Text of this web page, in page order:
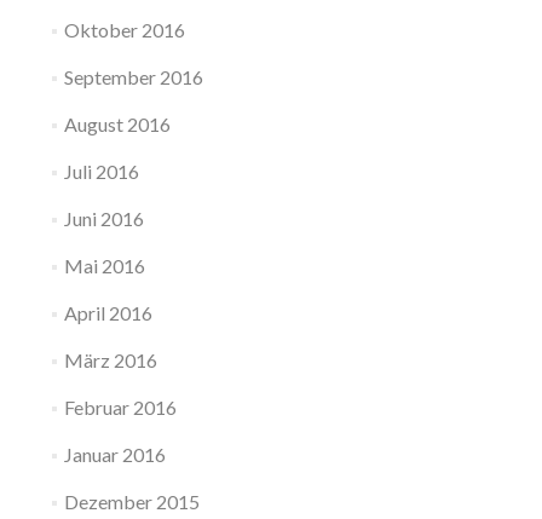
Oktober 2016
September 2016
August 2016
Juli 2016
Juni 2016
Mai 2016
April 2016
März 2016
Februar 2016
Januar 2016
Dezember 2015